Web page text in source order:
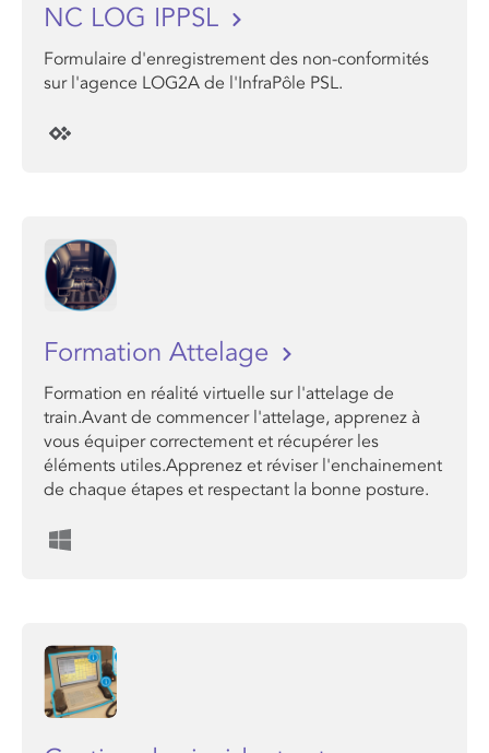
NC LOG IPPSL
Formulaire d'enregistrement des non-conformités
sur l'agence LOG2A de l'InfraPôle PSL.
Formation Attelage
Formation en réalité virtuelle sur l'attelage de
train.Avant de commencer l'attelage, apprenez à
vous équiper correctement et récupérer les
éléments utiles.Apprenez et réviser l'enchainement
de chaque étapes et respectant la bonne posture.